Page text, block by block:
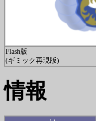
Flash版
(ギミック再現版)
情報